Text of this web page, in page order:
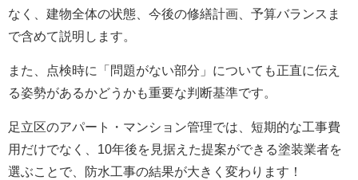
なく、建物全体の状態、今後の修繕計画、予算バランスま
で含めて説明します。
また、点検時に「問題がない部分」についても正直に伝え
る姿勢があるかどうかも重要な判断基準です。
足立区のアパート・マンション管理では、短期的な工事費
用だけでなく、 10年後を見据えた提案ができる塗装業者を
選ぶことで、防水工事の結果が大きく変わります！